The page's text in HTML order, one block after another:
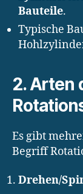
Bauteile.
Typische
2. Arten
Es gibt
Begriff
Drehen/